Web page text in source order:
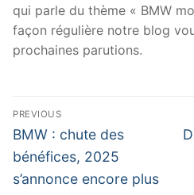
qui parle du thème « BMW
façon régulière notre blog
prochaines parutions.
Navigation
de
l’article
PREVIOUS
Previous
post:
BMW : chute des
bénéfices, 2025
s’annonce encore plus